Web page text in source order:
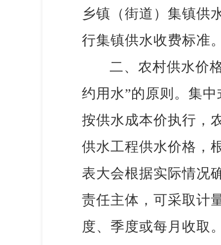
乡镇（街道）集镇供
行集镇供水收费标准
二、农村供水价
约用水”的原则。集
按供水成本价执行，
供水工程供水价格，
表大会根据实际情况
责任主体，可采取计
度、季度或每月收取